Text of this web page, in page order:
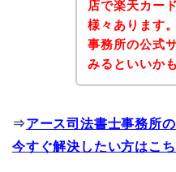
店で楽天カー
様々あります
事務所の公式
みるといいか
⇒アース司法書士事務所
今すぐ解決したい方はこ